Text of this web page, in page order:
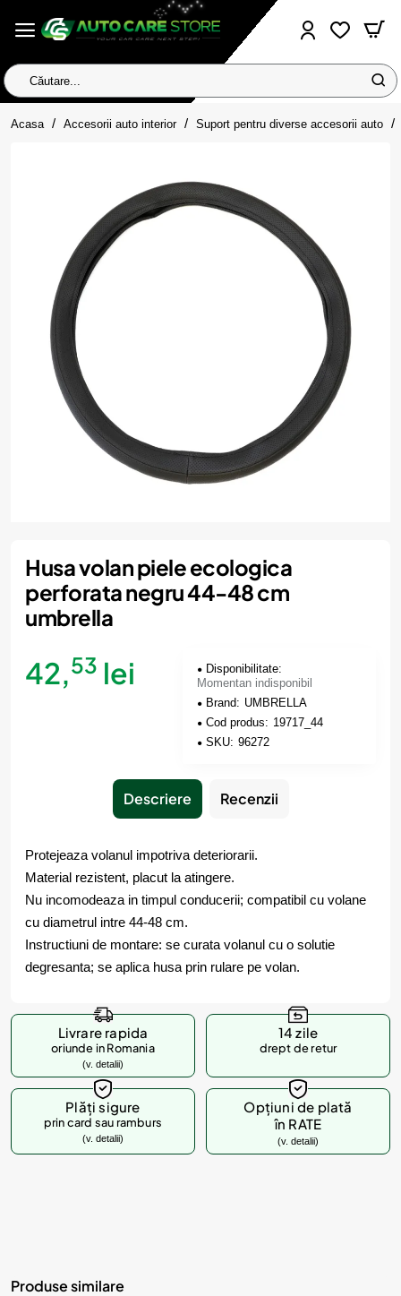
Căutare...
Acasa homeAccesorii auto interior Suport pentru diverse accesorii auto
Momentan indisponibil
Husa volan piele ecologica
perforata negru 44-48 cm
umbrella
42,53 lei
Disponibilitate:
Momentan indisponibil
Brand: UMBRELLA
Cod produs: 19717_44
SKU: 96272
Descriere Recenzii
Protejeaza volanul impotriva deteriorarii.
Material rezistent, placut la atingere.
Nu incomodeaza in timpul conducerii; compatibil cu volane
cu diametrul intre 44-48 cm.
Instructiuni de montare: se curata volanul cu o solutie
degresanta; se aplica husa prin rulare pe volan.
Livrare rapida
oriunde in Romania
(v. detalii)
14 zile
drept de retur
Plăți sigure
prin card sau ramburs
(v. detalii)
Opțiuni de plată
în RATE
(v. detalii)
Produse similare